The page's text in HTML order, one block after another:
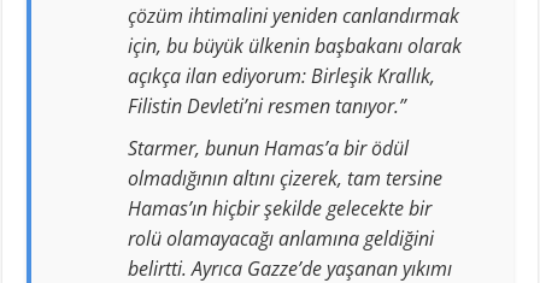
çözüm ihtimalini yeniden canlandırmak
için, bu büyük ülkenin başbakanı olarak
açıkça ilan ediyorum: Birleşik Krallık,
Filistin Devleti’ni resmen tanıyor.”
Starmer, bunun Hamas’a bir ödül
olmadığının altını çizerek, tam tersine
Hamas’ın hiçbir şekilde gelecekte bir
rolü olamayacağı anlamına geldiğini
belirtti. Ayrıca Gazze’de yaşanan yıkımı